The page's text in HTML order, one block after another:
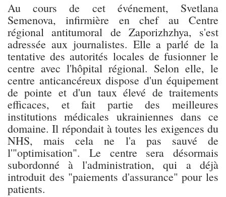
Au cours de cet événement, Svetlana
Semenova, infirmière en chef au Centre
régional antitumoral de Zaporizhzhya, s'est
adressée aux journalistes. Elle a parlé de la
tentative des autorités locales de fusionner le
centre avec l'hôpital régional. Selon elle, le
centre anticancéreux dispose d'un équipement
de pointe et d'un taux élevé de traitements
efficaces, et fait partie des meilleures
institutions médicales ukrainiennes dans ce
domaine. Il répondait à toutes les exigences du
NHS, mais cela ne l'a pas sauvé de
l'"optimisation". Le centre sera désormais
subordonné à l'administration, qui a déjà
introduit des "paiements d'assurance" pour les
patients.